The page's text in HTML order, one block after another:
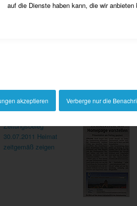
auf die Dienste haben kann, die wir anbieten
akzeptieren Verberge nur die
Zeitungsbeleg
30.07.2011 Heimat
zeitgemäß zeigen